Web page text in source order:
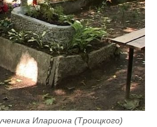
Илариона (Троицкого)